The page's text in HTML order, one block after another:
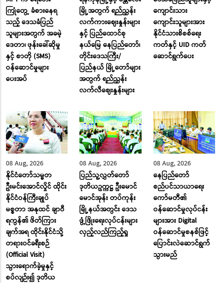
ကြုံတွေ့ ခံစားနေရ
သည့် ဒေသခံပြည်
သူများအတွက် အခမဲ့
ဒေတာ၊ ဖုန်းခေါ်ဆိုမှု
နှင့် စာတို (SMS)
ဝန်ဆောင်မှုများ
ပေးအပ်
မြို့အတွက် ရည်ညွှန်း
လက်ကားဈေးနှုန်းများ
နှင့် ပြည်ထောင်စု
နယ်မြေ နေပြည်တော်၊
တိုင်းဒေသကြီး/
ပြည်နယ် မြို့တော်များ
အတွက် ရည်ညွှန်း
လက်လီဈေးနှုန်းများ
ကျောင်းသား
ကျောင်းသူများအား
နိုင်ငံသားစိစစ်ရေး
ကတ်နှင့် UID ကတ်
ဆောင်ရွက်ပေး
08 Aug, 2026
နိုင်ငံတော်သမ္မတ
ဦးမင်းအောင်လှိုင် ထိုင်း
နိုင်ငံဝန်ကြီးချုပ်
မစ္စတာ အနုထင် ချာဝီ
ရကွန်၏ ဖိတ်ကြား
ချက်အရ ထိုင်းနိုင်ငံသို့
တရားဝင်ခရီးစဉ်
(Official Visit)
သွားရောက်ခဲ့မှုနှင့်
စပ်လျဉ်း၍ ဒုတိယ
08 Aug, 2026
ပြည်သူ့လွှတ်တော်
ဒုတိယဥက္ကဋ္ဌ ဦးမောင်
မောင်အုန်း တပ်ကုန်း
မြို့နယ်အတွင်း ဒေသ
ဖွံ့ဖြိုးရေးလုပ်ငန်းများ
လှည့်လည်ကြည့်ရှု
08 Aug, 2026
နေပြည်တော်
စည်ပင်သာယာရေး
ကော်မတီ၏
ဝန်ဆောင်မှုလုပ်ငန်း
များအား Digital
ဝန်ဆောင်မှုစနစ်ဖြင့်
ပြောင်းလဲဆောင်ရွက်
သွားမည်